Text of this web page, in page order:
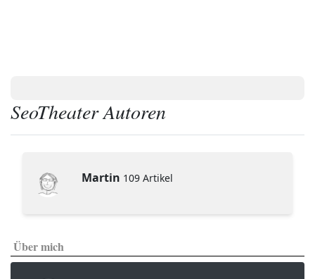
SeoTheater Autoren
Martin 109 Artikel
Über mich